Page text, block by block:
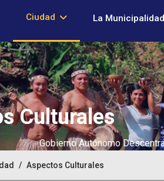
Ciudad La Municipalidad
Culturales
Gobierno Autónomo
Aspectos Culturales